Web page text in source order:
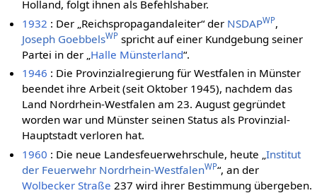
Holland, folgt ihnen als Befehlshaber.
1932 : Der „Reichspropagandaleiter“ der NSDAPWP,
Joseph GoebbelsWP spricht auf einer Kundgebung seiner
Partei in der „ Halle Münsterland“.
1946 : Die Provinzialregierung für Westfalen in Münster
beendet ihre Arbeit (seit Oktober 1945), nachdem das
Land Nordrhein-Westfalen am 23. August gegründet
worden war und Münster seinen Status als Provinzial-
Hauptstadt verloren hat.
1960 : Die neue Landesfeuerwehrschule, heute „Institut
der Feuerwehr Nordrhein-WestfalenWP“, an der
Wolbecker Straße 237 wird ihrer Bestimmung übergeben.